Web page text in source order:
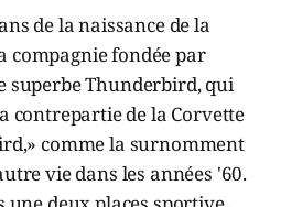
de la naissance de la
compagnie fondée par
superbe Thunderbird, qui
contrepartie de la Corvette
comme la surnomment
vie dans les années '60.